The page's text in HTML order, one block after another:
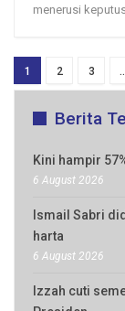
menerusi
1 2 3
Berita
Kini hampir
6 August 2026
Ismail Sabri
harta
6 August 2026
Izzah cuti